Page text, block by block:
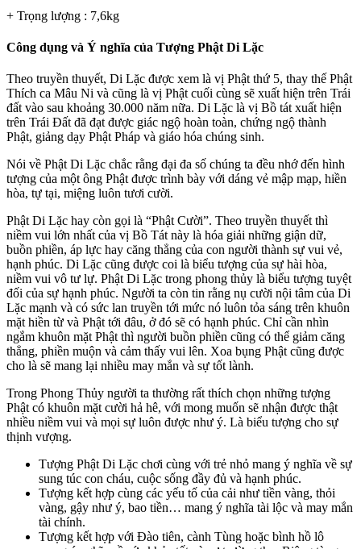
+ Trọng lượng : 7,6kg
Công dụng và Ý nghĩa của Tượng Phật Di Lặc
Theo truyền thuyết, Di Lặc được xem là vị Phật thứ 5, thay thế Phật
Thích ca Mâu Ni và cũng là vị Phật cuối cùng sẽ xuất hiện trên Trái
đất vào sau khoảng 30.000 năm nữa. Di Lặc là vị Bồ tát xuất hiện
trên Trái Đất đã đạt được giác ngộ hoàn toàn, chứng ngộ thành
Phật, giảng dạy Phật Pháp và giáo hóa chúng sinh.
Nói về Phật Di Lặc chắc rằng đại đa số chúng ta đều nhớ đến hình
tượng của một ông Phật được trình bày với dáng vẻ mập mạp, hiền
hòa, tự tại, miệng luôn tươi cười.
Phật Di Lặc hay còn gọi là “Phật Cười”. Theo truyền thuyết thì
niềm vui lớn nhất của vị Bồ Tát này là hóa giải những giận dữ,
buồn phiền, áp lực hay căng thẳng của con người thành sự vui vẻ,
hạnh phúc. Di Lặc cũng được coi là biểu tượng của sự hài hòa,
niềm vui vô tư lự. Phật Di Lặc trong phong thủy là biểu tượng tuyệt
đối của sự hạnh phúc. Người ta còn tin rằng nụ cười nội tâm của Di
Lặc mạnh và có sức lan truyền tới mức nó luôn tỏa sáng trên khuôn
mặt hiền từ và Phật tới đâu, ở đó sẽ có hạnh phúc. Chỉ cần nhìn
ngắm khuôn mặt Phật thì người buồn phiền cũng có thể giảm căng
thẳng, phiền muộn và cảm thấy vui lên. Xoa bụng Phật cũng được
cho là sẽ mang lại nhiều may mắn và sự tốt lành.
Trong Phong Thủy người ta thường rất thích chọn những tượng
Phật có khuôn mặt cười hả hê, với mong muốn sẽ nhận được thật
nhiều niềm vui và mọi sự luôn được như ý. Là biểu tượng cho sự
thịnh vượng.
Tượng Phật Di Lặc chơi cùng với trẻ nhỏ mang ý nghĩa về sự
sung túc con cháu, cuộc sống đầy đủ và hạnh phúc.
Tượng kết hợp cùng các yếu tố của cải như tiền vàng, thỏi
vàng, gậy như ý, bao tiền… mang ý nghĩa tài lộc và may mắn
tài chính.
Tượng kết hợp với Đào tiên, cành Tùng hoặc bình hồ lô